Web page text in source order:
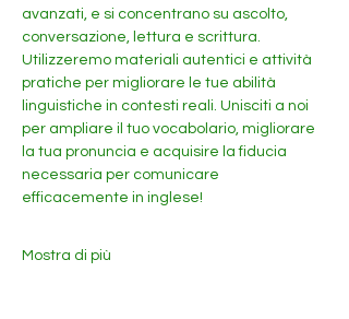
avanzati, e si concentrano su ascolto,
conversazione, lettura e scrittura.
Utilizzeremo materiali autentici e attività
pratiche per migliorare le tue abilità
linguistiche in contesti reali. Unisciti a noi
per ampliare il tuo vocabolario, migliorare
la tua pronuncia e acquisire la fiducia
necessaria per comunicare
efficacemente in inglese!
Mostra di più